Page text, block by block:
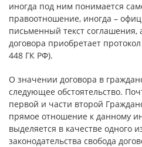
иногда под ним понимается
правоотношение, иногда –
письменный текст соглашения,
договора приобретает протокол
448 ГК РФ).
О значении договора в
следующее обстоятельство.
первой и части второй
прямое отношение к данному
выделяется в качестве одного
законодательства свобода